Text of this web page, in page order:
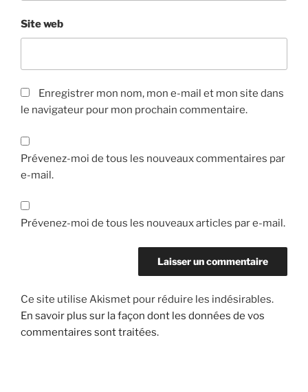
Site web
Enregistrer mon nom, mon e-mail et mon site dans
le navigateur pour mon prochain commentaire.
Prévenez-moi de tous les nouveaux commentaires par
e-mail.
Prévenez-moi de tous les nouveaux articles par e-mail.
Ce site utilise Akismet pour réduire les indésirables.
En savoir plus sur la façon dont les données de vos
commentaires sont traitées.